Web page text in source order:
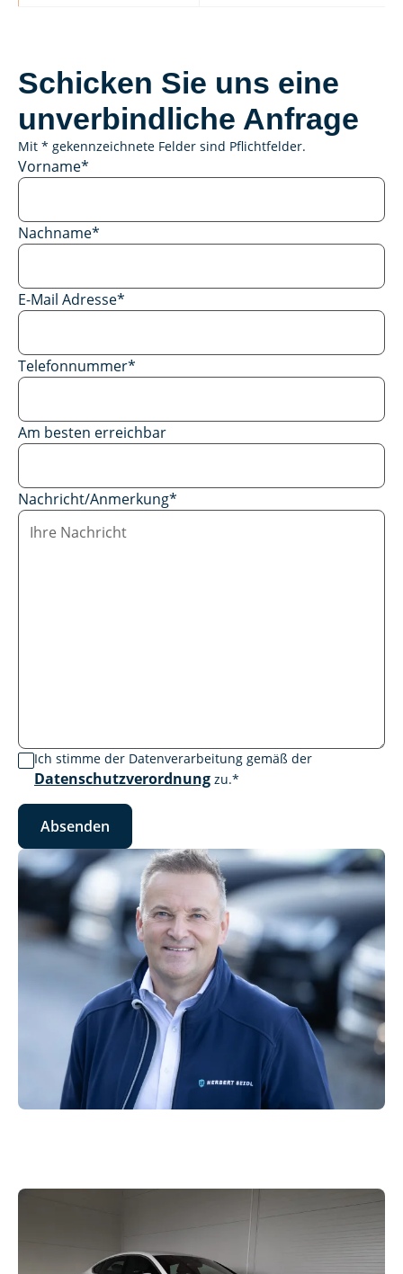
Schicken Sie uns eine
unverbindliche Anfrage
Mit * gekennzeichnete Felder sind Pflichtfelder.
Vorname*
Nachname*
E-Mail Adresse*
Telefonnummer*
Am besten erreichbar
Nachricht/Anmerkung*
Ich stimme der Datenverarbeitung gemäß der
Datenschutzverordnung zu.*
Absenden